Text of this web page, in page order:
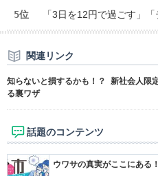
5位 「3日を12円で過ごす」
関連リンク
知らないと損するかも！？ 新社会人限
る裏ワザ
話題のコンテンツ
ウワサの真実がここにあ